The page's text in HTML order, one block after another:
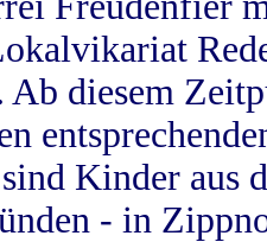
diesem
Kinder aus
- in